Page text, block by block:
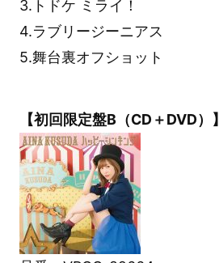
3.トドケ ミライ！
4.ラブリージーニアス
5.舞台裏オフショット
【初回限定盤B（CD＋DVD）】